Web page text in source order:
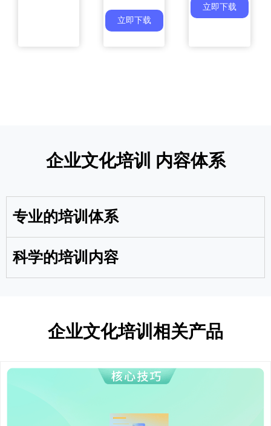
立即下载
立即下载
企业文化培训 内容体系
专业的培训体系
科学的培训内容
企业文化培训相关产品